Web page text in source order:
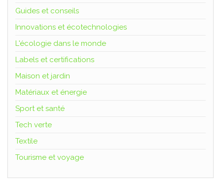
Guides et conseils
Innovations et écotechnologies
L'écologie dans le monde
Labels et certifications
Maison et jardin
Matériaux et énergie
Sport et santé
Tech verte
Textile
Tourisme et voyage